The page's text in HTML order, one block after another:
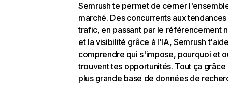
Semrush te permet de cerner
marché. Des concurrents aux
trafic, en passant par le référencement
et la visibilité grâce à l'IA, Semrush
comprendre qui s'impose, pourquoi et
trouvent tes opportunités. Tout ça grâce
plus grande base de données de